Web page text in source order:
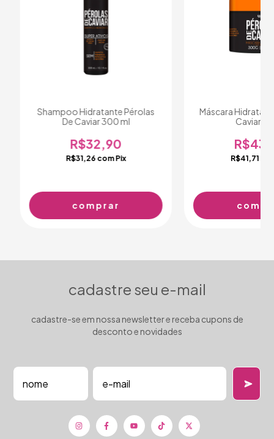
Shampoo Hidratante Pérolas
De Caviar 300 ml
R$32,90
R$31,26 comPix
Máscara
Caviar
R$41,71
cadastre seu e-mail
cadastre-se em nossa newsletter e receba cupons de
desconto e novidades